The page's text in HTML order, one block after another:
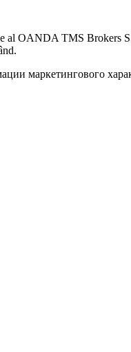
al OANDA TMS Brokers
маркетингового